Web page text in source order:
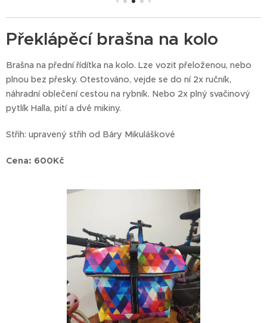
Překlápěcí brašna na kolo
Brašna na přední řídítka na kolo. Lze vozit přeloženou, nebo
plnou bez přesky. Otestováno, vejde se do ní 2x ručník,
náhradní oblečení cestou na rybník. Nebo 2x plný svačinový
pytlík Halla, pití a dvě mikiny.
Střih: upravený střih od Báry Mikuláškové
Cena: 600Kč